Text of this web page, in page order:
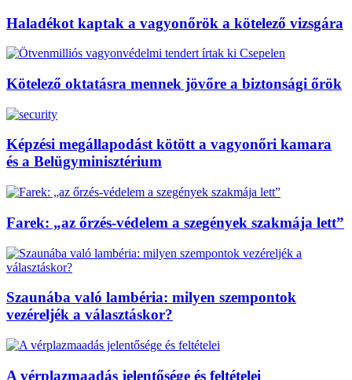
Haladékot kaptak a vagyonőrök a kötelező vizsgára
Kötelező oktatásra mennek jövőre a biztonsági őrök
Képzési megállapodást kötött a vagyonőri kamara
és a Belügyminisztérium
Farek: „az őrzés-védelem a szegények szakmája lett”
Szaunába való lambéria: milyen szempontok
vezéreljék a választáskor?
A vérplazmaadás jelentősége és feltételei